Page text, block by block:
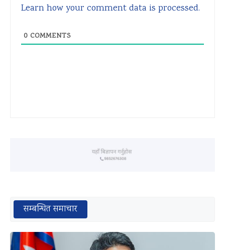
Learn how your comment data is processed.
0 COMMENTS
सम्बन्धित समाचार